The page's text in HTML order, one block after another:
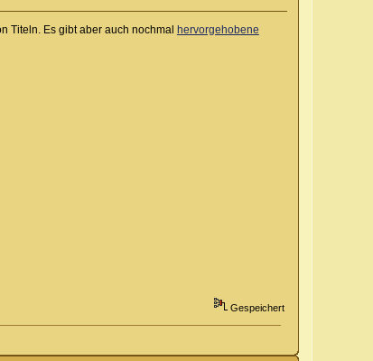
Titeln. Es gibt aber auch nochmal hervorgehobene
Gespeichert